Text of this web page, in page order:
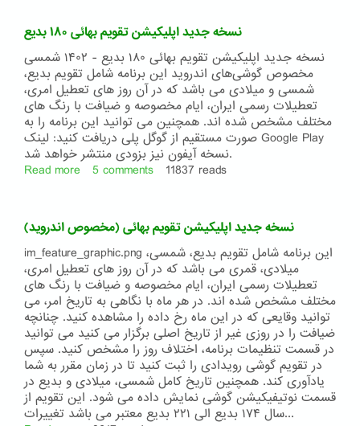
بهائی
-
۱۸۱
بدیع
نسخه جدید اپلیکیشن تقویم بهائی ۱۸۰ بدیع
نسخه جدید اپلیکیشن تقویم بهائی ۱۸۰ بدیع - ۱۴۰۲ شمسی
مخصوص گوشی‌های اندروید این برنامه شامل تقویم بدیع،
شمسی و میلادی می باشد که در آن روز های تعطیل امری،
تعطیلات رسمی ایران، ایام مخصوصه و ضیافت با رنگ های
مختلف مشخص شده اند. همچنین می توانید این برنامه را به
صورت مستقیم از گوگل پلی دریافت کنید: لینک Google Play
نسخه آیفون نیز بزودی منتشر خواهد شد.
Read more about
اپلیکیشن
تقویم
بهائی
۱۸۰
بدیع
5 comments 11837 reads
نسخه جدید اپلیکیشن تقویم بهائی (مخصوص اندروید)
im_feature_graphic.png این برنامه شامل تقویم بدیع، شمسی،
میلادی، قمری می باشد که در آن روز های تعطیل امری،
تعطیلات رسمی ایران، ایام مخصوصه و ضیافت با رنگ های
مختلف مشخص شده اند. در هر ماه با نگاهی به تاریخ امر، می
توانید وقایعی که در این ماه رخ داده را مشاهده کنید. چنانچه
ضیافت را در روزی غیر از تاریخ اصلی برگزار می کنید می توانید
در قسمت تنظیمات برنامه، اختلاف روز را مشخص کنید. سپس
در تقویم گوشی رویدادی را ثبت کنید تا در زمان مقرر به شما
یادآوری کند. همچنین تاریخ کامل شمسی، میلادی و بدیع در
قسمت نوتیفیکیشن گوشی نمایش داده می شود. این تقویم از
سال ۱۷۴ بدیع الی ۲۲۱ بدیع معتبر می باشد تغییرات...